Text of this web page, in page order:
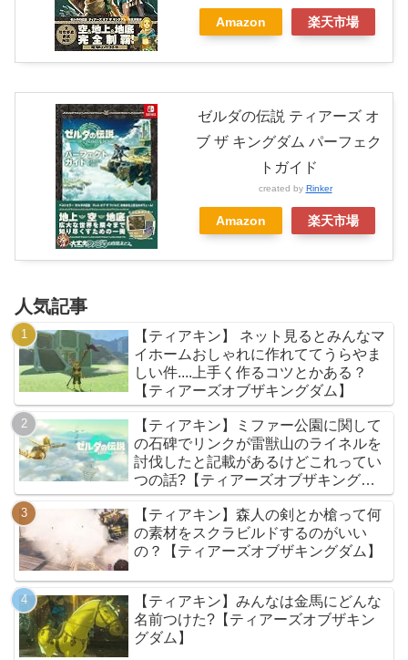
Amazon 楽天市場
ゼルダの伝説 ティアーズ オ
ブ ザ キングダム パーフェク
トガイド
created by Rinker
Amazon 楽天市場
人気記事
【ティアキン】 ネット見るとみんなマ
イホームおしゃれに作れててうらやま
しい件....上手く作るコツとかある？
【ティアーズオブザキングダム】
【ティアキン】ミファー公園に関して
の石碑でリンクが雷獣山のライネルを
討伐したと記載があるけどこれってい
つの話?【ティアーズオブザキングダ
ム】
【ティアキン】森人の剣とか槍って何
の素材をスクラビルドするのがいい
の？【ティアーズオブザキングダム】
【ティアキン】みんなは金馬にどんな
名前つけた?【ティアーズオブザキン
グダム】